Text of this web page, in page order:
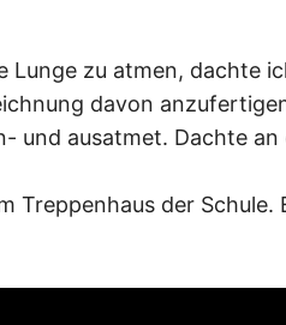
Lunge zu atmen, dachte
davon
und ausatmet. Dachte an
Treppenhaus der Schule.